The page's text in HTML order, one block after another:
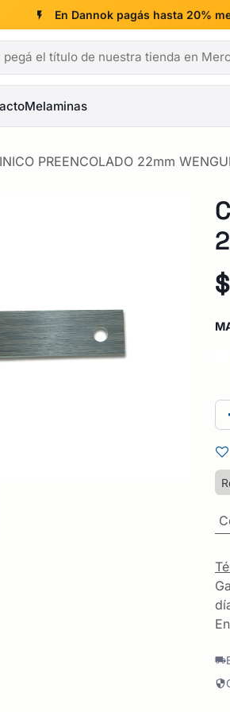
En Dannok pagás hasta 20%
Melaminas
PREENCOLADO 22mm